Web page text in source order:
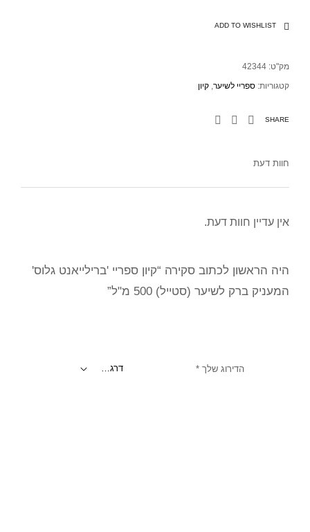
ADD TO WISHLIST
מק"ט: 42344
קטגוריות: ספריי לשיער, קיון
SHARE
חוות דעת
אין עדיין חוות דעת.
היה הראשון לכתוב סקירה “קיון ספריי 'ברילייאנט גלוס'
המעניק ברק לשיער (סטייל) 500 מ"ל”
הדירוג שלך *